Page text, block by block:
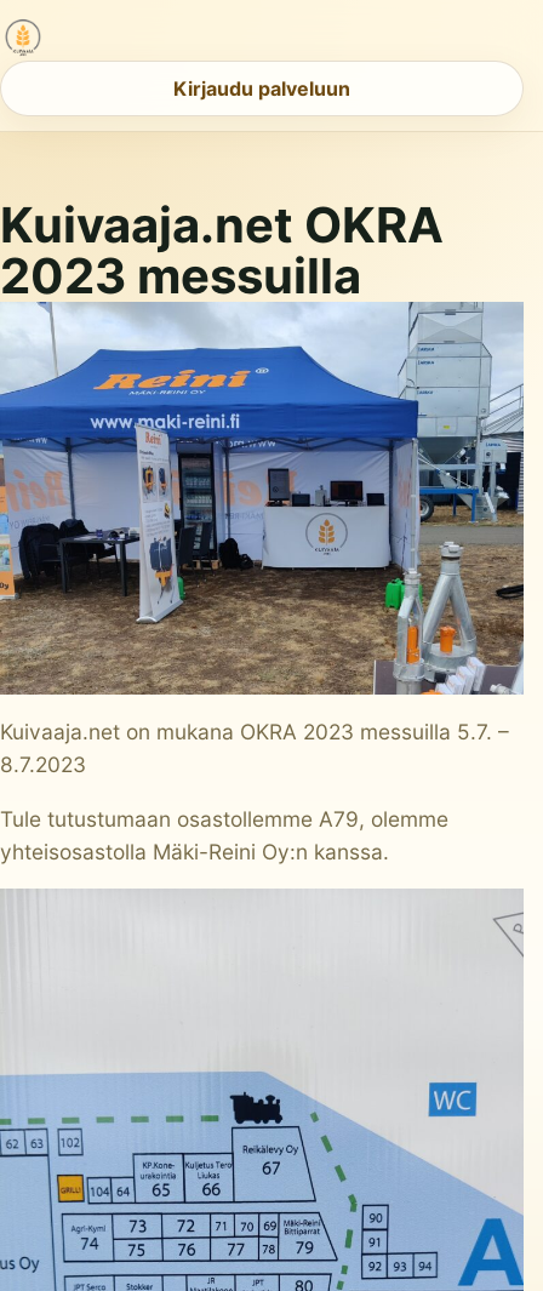
Kirjaudu palveluun
Kuivaaja.net OKRA
2023 messuilla
Kuivaaja.net on mukana OKRA 2023 messuilla 5.7. –
8.7.2023
Tule tutustumaan osastollemme A79, olemme
yhteisosastolla Mäki-Reini Oy:n kanssa.